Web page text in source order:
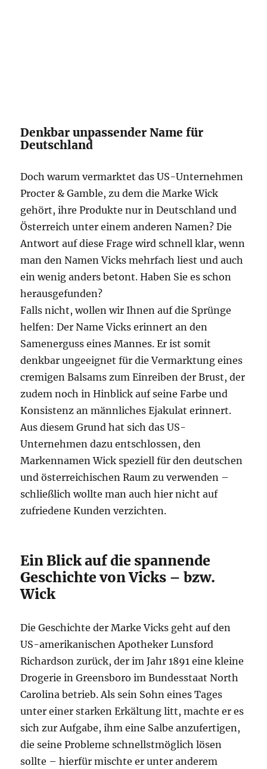
Denkbar unpassender Name für
Deutschland
Doch warum vermarktet das US-Unternehmen
Procter & Gamble, zu dem die Marke Wick
gehört, ihre Produkte nur in Deutschland und
Österreich unter einem anderen Namen? Die
Antwort auf diese Frage wird schnell klar, wenn
man den Namen Vicks mehrfach liest und auch
ein wenig anders betont. Haben Sie es schon
herausgefunden?
Falls nicht, wollen wir Ihnen auf die Sprünge
helfen: Der Name Vicks erinnert an den
Samenerguss eines Mannes. Er ist somit
denkbar ungeeignet für die Vermarktung eines
cremigen Balsams zum Einreiben der Brust, der
zudem noch in Hinblick auf seine Farbe und
Konsistenz an männliches Ejakulat erinnert.
Aus diesem Grund hat sich das US-
Unternehmen dazu entschlossen, den
Markennamen Wick speziell für den deutschen
und österreichischen Raum zu verwenden –
schließlich wollte man auch hier nicht auf
zufriedene Kunden verzichten.
Ein Blick auf die spannende
Geschichte von Vicks – bzw.
Wick
Die Geschichte der Marke Vicks geht auf den
US-amerikanischen Apotheker Lunsford
Richardson zurück, der im Jahr 1891 eine kleine
Drogerie in Greensboro im Bundesstaat North
Carolina betrieb. Als sein Sohn eines Tages
unter einer starken Erkältung litt, machte er es
sich zur Aufgabe, ihm eine Salbe anzufertigen,
die seine Probleme schnellstmöglich lösen
sollte – hierfür mischte er unter anderem